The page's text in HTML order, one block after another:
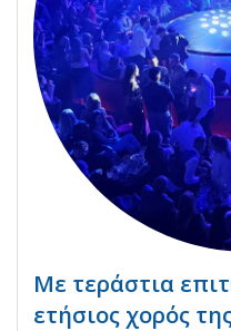
Με τεράστια
ετήσιος χορός